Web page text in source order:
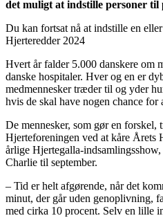
det muligt at indstille personer til
Du kan fortsat nå at indstille en
Hjerteredder 2024
Hvert år falder 5.000 danskere om
danske hospitaler. Hver og en er
medmennesker træder til og yder
hvis de skal have nogen chance for
De mennesker, som gør en
Hjerteforeningen ved at kåre Årets
årlige Hjertegalla-
Charlie til september.
– Tid er helt afgørende, når det
minut, der går uden genoplivning,
med cirka 10 procent. Selv en lille